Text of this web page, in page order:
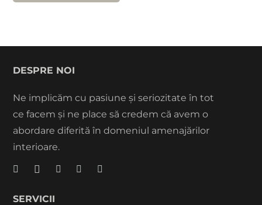
DESPRE NOI
Ne implicăm cu pasiune și seriozitate în tot
ce facem și ne place să credem că avem o
abordare diferită în domeniul amenajărilor
interioare.
SERVICII